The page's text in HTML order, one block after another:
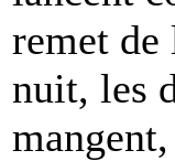
remet
nuit, les